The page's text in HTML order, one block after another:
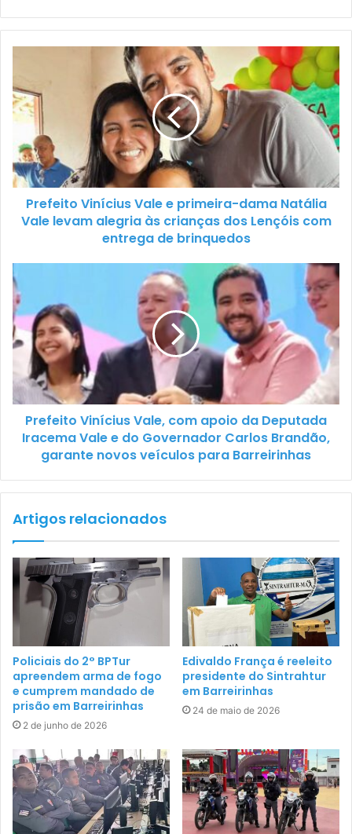
Prefeito Vinícius Vale e primeira-dama Natália
Vale levam alegria às crianças dos Lençóis com
entrega de brinquedos
Prefeito Vinícius Vale, com apoio da Deputada
Iracema Vale e do Governador Carlos Brandão,
garante novos veículos para Barreirinhas
Artigos relacionados
Policiais do 2° BPTur
apreendem arma de fogo
e cumprem mandado de
prisão em Barreirinhas
2 de junho de 2026
Edivaldo França é reeleito
presidente do Sintrahtur
em Barreirinhas
24 de maio de 2026